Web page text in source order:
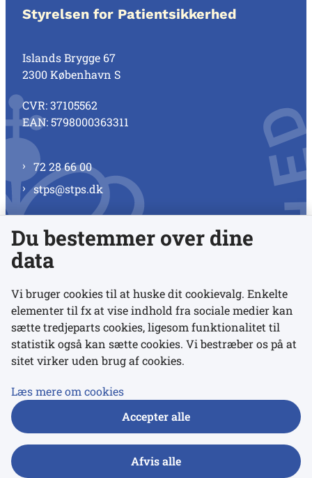
Styrelsen for Patientsikkerhed
Islands Brygge 67
2300 København S
CVR: 37105562
EAN: 5798000363311
72 28 66 00
stps@stps.dk
Se alle kontaktnumre
Links
Udgivelser
Du bestemmer over dine
data
Vi bruger cookies til at huske dit cookievalg. Enkelte
elementer til fx at vise indhold fra sociale medier kan
sætte tredjeparts cookies, ligesom funktionalitet til
statistik også kan sætte cookies. Vi bestræber os på at
sitet virker uden brug af cookies.
Læs mere om cookies
Accepter alle
Afvis alle